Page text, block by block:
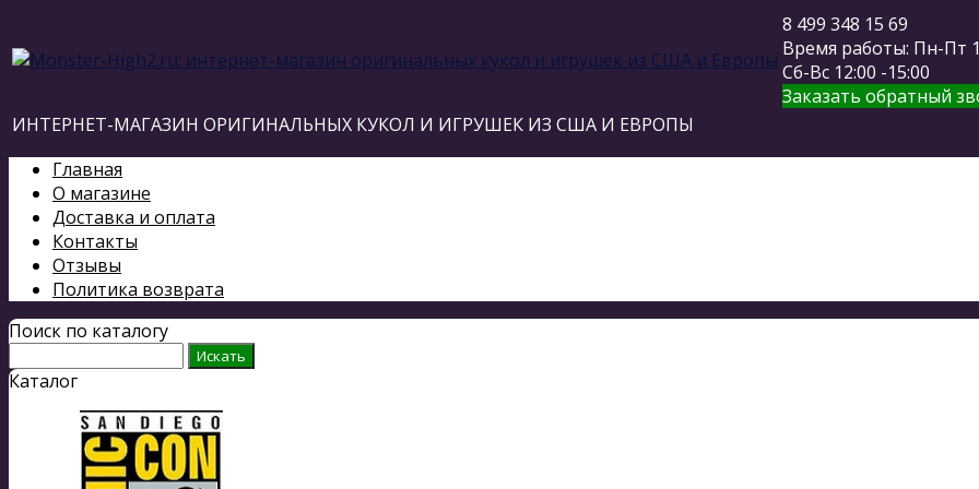
8 499 348 15 69
Время работы: Пн-Пт
Сб-Вс 12:00 -15:00
Заказать обратный
ИНТЕРНЕТ-МАГАЗИН ОРИГИНАЛЬНЫХ КУКОЛ И ИГРУШЕК ИЗ США И ЕВРОПЫ
Главная
О магазине
Доставка и оплата
Контакты
Отзывы
Политика возврата
Поиск по каталогу
Каталог